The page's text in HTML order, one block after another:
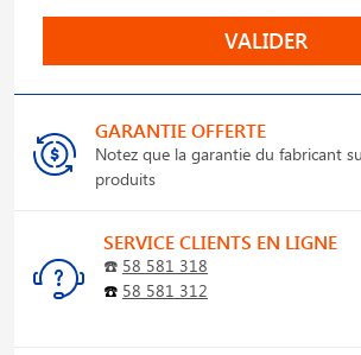
VALIDER
GARANTIE OFFERTE
Notez que la garantie du fabricant
produits
SERVICE CLIENTS EN LIGNE
☎️ 58 581 318
☎️ 58 581 312